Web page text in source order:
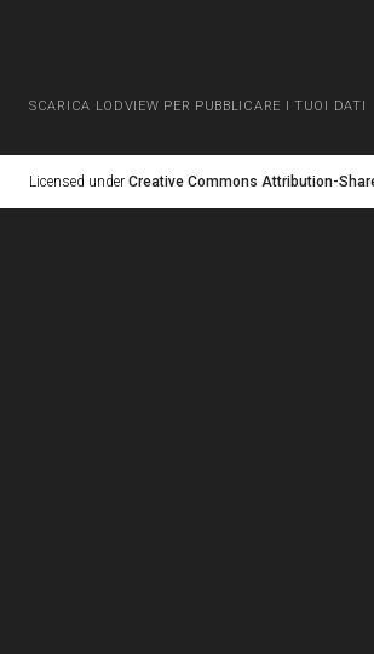
SCARICA LODVIEW PER PUBBLICARE I TUOI DATI
Licensed under Creative Commons Attribution-